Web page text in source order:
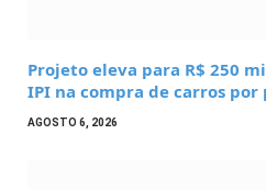
Projeto eleva para R$ 250
IPI na compra de carros por
AGOSTO 6, 2026